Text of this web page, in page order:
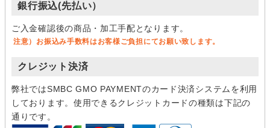
銀行振込(先払い）
ご入金確認後の商品・加工手配となります。
注意）お振込み手数料はお客様ご負担にてお願い致します。
クレジット決済
弊社ではSMBC GMO PAYMENTのカード決済システムを利用
しております。使用できるクレジットカードの種類は下記の
通りです。